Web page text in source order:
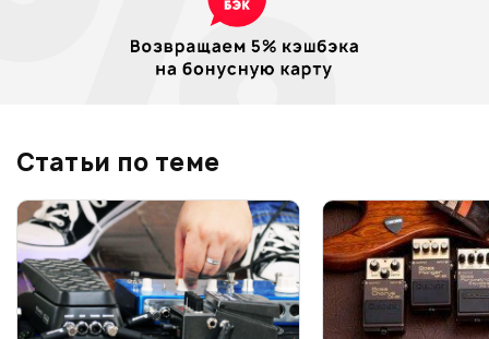
Статьи по теме